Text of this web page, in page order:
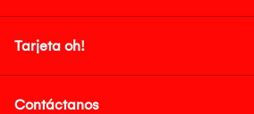
Tarjeta oh!
Contáctanos